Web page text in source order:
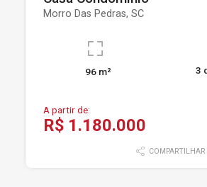
Morro Das Pedras, SC
96 m²
3
A partir de:
R$ 1.180.000
COMPARTILHAR